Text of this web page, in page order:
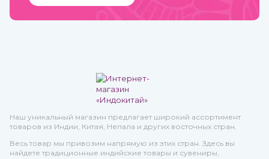
Наш уникальный магазин предлагает широкий ассортимент
товаров из Индии, Китая, Непала и других восточных стран.
Весь товар мы привозим напрямую из этих стран. Здесь вы
найдете традиционные индийские товары и сувениры,